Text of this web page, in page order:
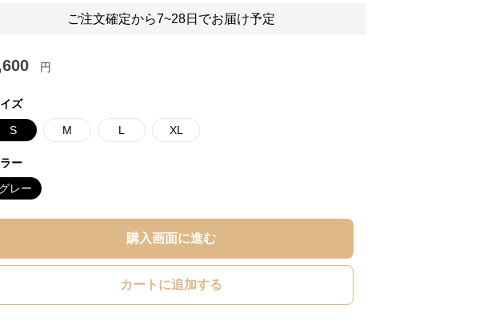
ご注文確定から7~28日でお届け予定
円
ズ
S M L XL
ー
グレー
購入画面に進む
カートに追加する